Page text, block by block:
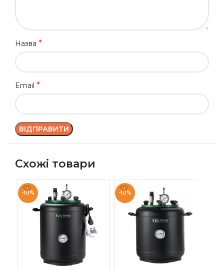
Назва *
Email *
Схожі товари
-10% -10%